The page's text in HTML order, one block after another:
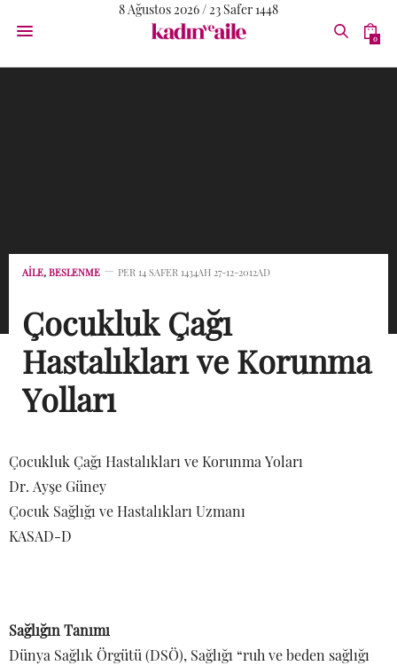
8 Ağustos 2026 / 23 Safer 1448
0
AİLE, BESLENME PER 14 SAFER 1434AH 27-12-2012AD
Çocukluk Çağı
Hastalıkları ve Korunma
Yolları
Çocukluk Çağı Hastalıkları ve Korunma Yoları
Dr. Ayşe Güney
Çocuk Sağlığı ve Hastalıkları Uzmanı
KASAD-D
Sağlığın Tanımı
Dünya Sağlık Örgütü (DSÖ), Sağlığı “ruh ve beden sağlığı